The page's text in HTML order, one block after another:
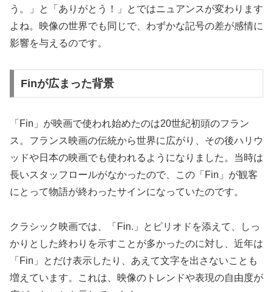
う。」と「ありがとう！」とではニュアンスが変わります
よね。映像の世界でも同じで、わずかな記号の差が感情に
影響を与えるのです。
Finが広まった背景
「Fin」が映画で使われ始めたのは20世紀初頭のフラン
ス。フランス映画の伝統から世界に広がり、その後ハリウ
ッドや日本の映画でも使われるようになりました。当時は
長いスタッフロールがなかったので、この「Fin」が観客
にとって物語が終わったサインになっていたのです。
クラシック映画では、「Fin.」とピリオドを添えて、しっ
かりとした終わりを示すことが多かったのに対し、近年は
「Fin」とだけ表示したり、あえて文字を出さないことも
増えています。これは、映像のトレンドや表現の自由度が